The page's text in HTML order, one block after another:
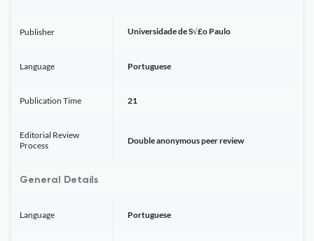
Publisher Universidade de S√£o Paulo
Language Portuguese
Publication Time 21
Editorial Review
Process
Double anonymous peer review
General Details
Language Portuguese